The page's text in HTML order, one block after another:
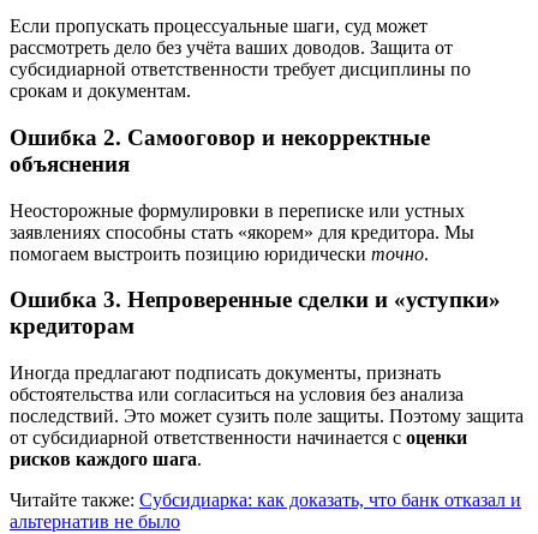
Если пропускать процессуальные шаги, суд может
рассмотреть дело без учёта ваших доводов. Защита от
субсидиарной ответственности требует дисциплины по
срокам и документам.
Ошибка 2. Самооговор и некорректные
объяснения
Неосторожные формулировки в переписке или устных
заявлениях способны стать «якорем» для кредитора. Мы
помогаем выстроить позицию юридически точно.
Ошибка 3. Непроверенные сделки и «уступки»
кредиторам
Иногда предлагают подписать документы, признать
обстоятельства или согласиться на условия без анализа
последствий. Это может сузить поле защиты. Поэтому защита
от субсидиарной ответственности начинается с оценки
рисков каждого шага.
Читайте также: Субсидиарка: как доказать, что банк отказал и
альтернатив не было